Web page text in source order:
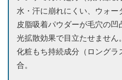
水・汗に崩れにくい、ウォー
皮脂吸着パウダーが毛穴の凹
光拡散効果で目立たせません。
化粧もち持続成分（ロングラ
合。